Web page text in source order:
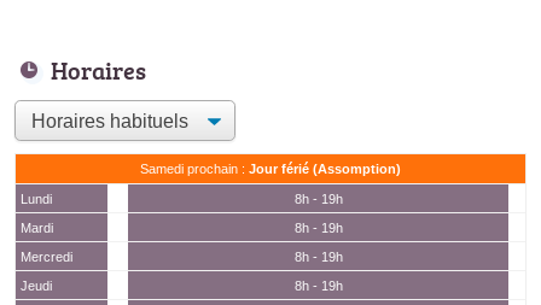
Horaires
Samedi prochain : Jour férié (Assomption)
Lundi
8h - 19h
Mardi
8h - 19h
Mercredi
8h - 19h
Jeudi
8h - 19h